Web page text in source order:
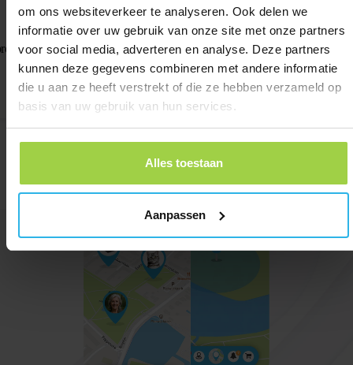
om ons websiteverkeer te analyseren. Ook delen we
informatie over uw gebruik van onze site met onze partners
voor social media, adverteren en analyse. Deze partners
kunnen deze gegevens combineren met andere informatie
die u aan ze heeft verstrekt of die ze hebben verzameld op
basis van uw gebruik van hun services.
Alles toestaan
Aanpassen
dla kota z bezpiecznym zapięciem – Czarna / odblaskowa
zł41,65
Zamów teraz
Obroża dla
/